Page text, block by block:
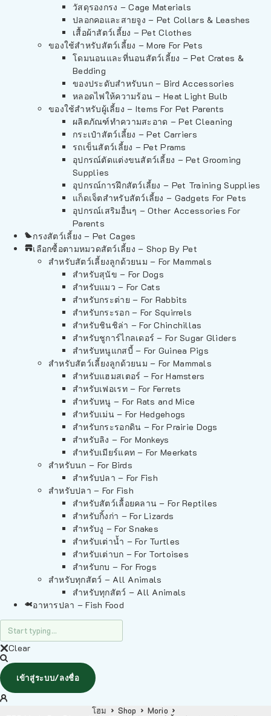
วัสดุรองกรง – Cage Materials
ปลอกคอและสายจูง – Pet Collars & Leashes
เสื้อผ้าสัตว์เลี้ยง – Pet Clothes
ของใช้สำหรับสัตว์เลี้ยง – More For Pets
โดมนอนและที่นอนสัตว์เลี้ยง – Pet Crates &
Bedding
ของประดับสำหรับนก – Bird Accessories
หลอดไฟให้ความร้อน – Heat Light Bulb
ของใช้สำหรับผู้เลี้ยง – Items For Pet Parents
ผลิตภัณฑ์ทำความสะอาด – Pet Cleaning
กระเป๋าสัตว์เลี้ยง – Pet Carriers
รถเข็นสัตว์เลี้ยง – Pet Prams
อุปกรณ์ตัดแต่งขนสัตว์เลี้ยง – Pet Grooming
Supplies
อุปกรณ์การฝึกสัตว์เลี้ยง – Pet Training Supplies
แก็ดเจ็ตสำหรับสัตว์เลี้ยง – Gadgets For Pets
อุปกรณ์เสริมอื่นๆ – Other Accessories For
Parents
กรงสัตว์เลี้ยง – Pet Cages
เลือกซื้อตามหมวดสัตว์เลี้ยง – Shop By Pet
สำหรับสัตว์เลี้ยงลูกด้วยนม – For Mammals
สำหรับสุนัข – For Dogs
สำหรับแมว – For Cats
สำหรับกระต่าย – For Rabbits
สำหรับกระรอก – For Squirrels
สำหรับชินชิล่า – For Chinchillas
สำหรับชูการ์ไกลเดอร์ – For Sugar Gliders
สำหรับหนูแกสบี้ – For Guinea Pigs
สำหรับสัตว์เลี้ยงลูกด้วยนม – For Mammals
สำหรับแฮมสเตอร์ – For Hamsters
สำหรับเฟอเรท – For Ferrets
สำหรับหนู – For Rats and Mice
สำหรับเม่น – For Hedgehogs
สำหรับกระรอกดิน – For Prairie Dogs
สำหรับลิง – For Monkeys
สำหรับเมียร์แคท – For Meerkats
สำหรับนก – For Birds
สำหรับปลา – For Fish
สำหรับปลา – For Fish
สำหรับสัตว์เลื้อยคลาน – For Reptiles
สำหรับกิ้งก่า – For Lizards
สำหรับงู – For Snakes
สำหรับเต่าน้ำ – For Turtles
สำหรับเต่าบก – For Tortoises
สำหรับกบ – For Frogs
สำหรับทุกสัตว์ – All Animals
สำหรับทุกสัตว์ – All Animals
อาหารปลา – Fish Food
Clear
เข้าสู่ระบบ/ลงชื่อ
โฮม Shop
Morio